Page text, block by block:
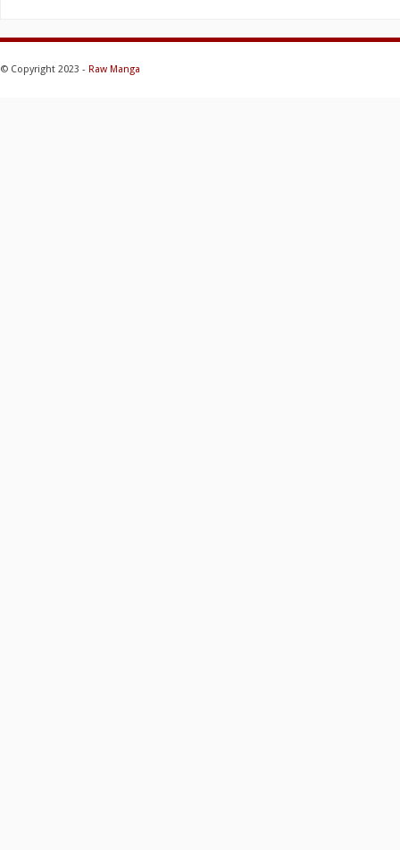
© Copyright 2023 - Raw Manga